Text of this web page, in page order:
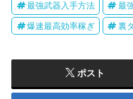
最強武器入手方法 最
爆速最高効率稼ぎ 裏
ポスト